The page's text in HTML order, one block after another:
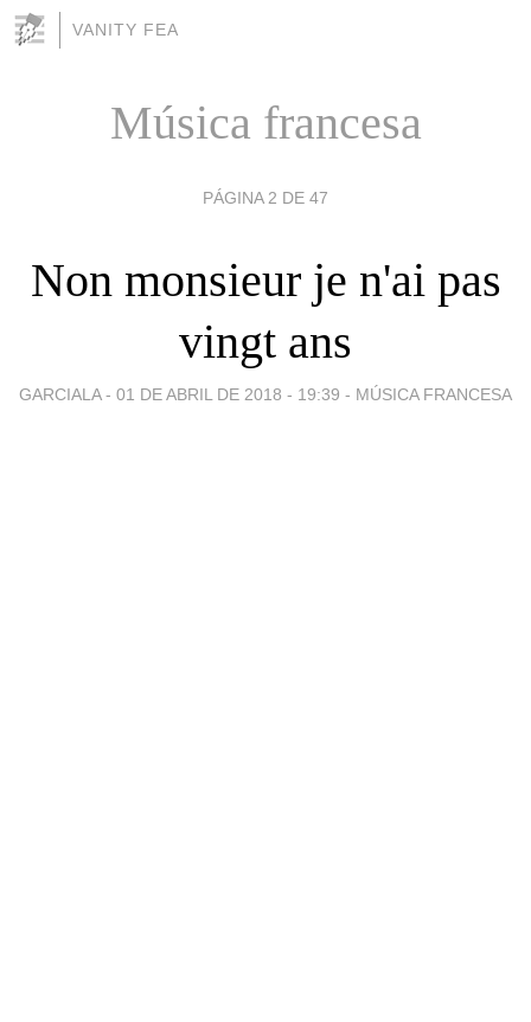
VANITY FEA
Música francesa
PÁGINA 2 DE 47
Non monsieur je n'ai pas
vingt ans
GARCIALA - 01 DE ABRIL DE 2018 - 19:39 - MÚSICA FRANCESA